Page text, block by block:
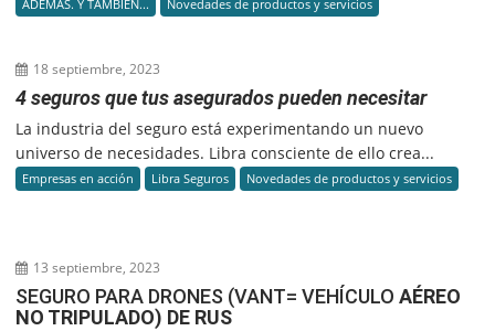
ADEMÁS. Y TAMBIÉN... Novedades de productos y servicios
18 septiembre, 2023
4 seguros que tus asegurados pueden necesitar
La industria del seguro está experimentando un nuevo
universo de necesidades. Libra consciente de ello crea...
Empresas en acción Libra Seguros Novedades de productos y servicios
13 septiembre, 2023
SEGURO PARA DRONES (VANT= VEHÍCULOAÉREO
NO TRIPULADO) DE RUS